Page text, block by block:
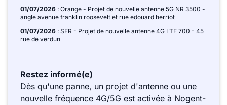
01/07/2026 : Orange - Projet de nouvelle antenne 5G NR 3500 -
angle avenue franklin roosevelt et rue edouard herriot
01/07/2026 : SFR - Projet de nouvelle antenne 4G LTE 700 - 45
rue de verdun
Restez informé(e)
Dès qu'une panne, un projet d'antenne ou une
nouvelle fréquence 4G/5G est activée à Nogent-